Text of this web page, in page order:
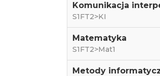
Komunikacja
S1FT2>KI
Matematyka
S1FT2>Mat1
Metody